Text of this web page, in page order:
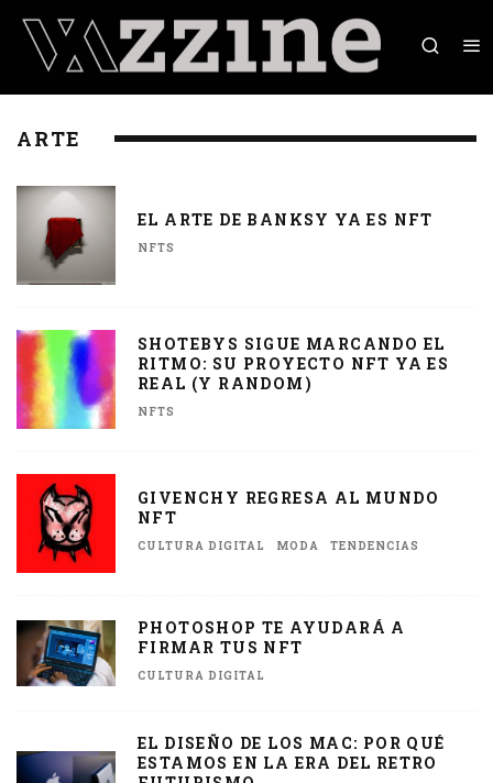
ARTE
EL ARTE DE BANKSY YA ES NFT
NFTS
SHOTEBYS SIGUE MARCANDO EL
RITMO: SU PROYECTO NFT YA ES
REAL (Y RANDOM)
NFTS
GIVENCHY REGRESA AL MUNDO
NFT
CULTURA DIGITAL MODA TENDENCIAS
PHOTOSHOP TE AYUDARÁ A
FIRMAR TUS NFT
CULTURA DIGITAL
EL DISEÑO DE LOS MAC: POR QUÉ
ESTAMOS EN LA ERA DEL RETRO